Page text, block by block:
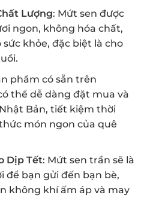
Lượng: Mứt sen được
ngon, không hóa chất,
khỏe, đặc biệt là cho
phẩm có sẵn trên
thể dễ dàng đặt mua và
Bản, tiết kiệm thời
món ngon của quê
Dịp Tết: Mứt sen trần sẽ là
để bạn gửi đến bạn bè,
không khí ấm áp và may